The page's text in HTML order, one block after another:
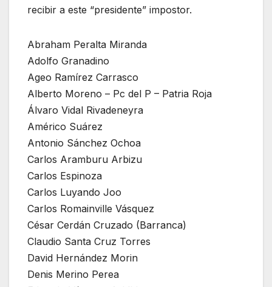
recibir a este “presidente” impostor.
Abraham Peralta Miranda
Adolfo Granadino
Ageo Ramírez Carrasco
Alberto Moreno – Pc del P – Patria Roja
Álvaro Vidal Rivadeneyra
Américo Suárez
Antonio Sánchez Ochoa
Carlos Aramburu Arbizu
Carlos Espinoza
Carlos Luyando Joo
Carlos Romainville Vásquez
César Cerdán Cruzado (Barranca)
Claudio Santa Cruz Torres
David Hernández Morin
Denis Merino Perea